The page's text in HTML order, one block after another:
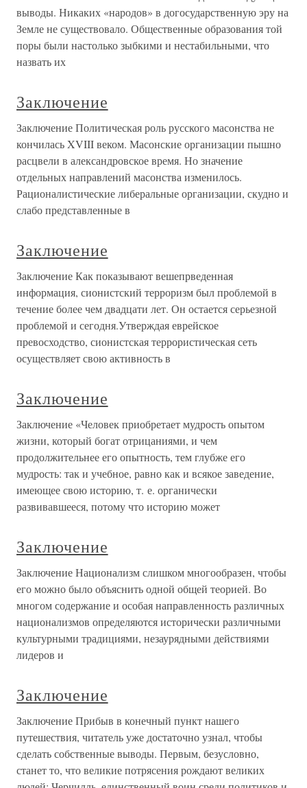
выводы. Никаких «народов» в догосударственную эру на
Земле не существовало. Общественные образования той
поры были настолько зыбкими и нестабильными, что
назвать их
Заключение
Заключение Политическая роль русского масонства не
кончилась XVIII веком. Масонские организации пышно
расцвели в александровское время. Но значение
отдельных направлений масонства изменилось.
Рационалистические либеральные организации, скудно и
слабо представленные в
Заключение
Заключение Как показывают вешепрведенная
информация, сионистский терроризм был проблемой в
течение более чем двадцати лет. Он остается серьезной
проблемой и сегодня.Утверждая еврейское
превосходство, сионистская террористическая сеть
осуществляет свою активность в
Заключение
Заключение «Человек приобретает мудрость опытом
жизни, который богат отрицаниями, и чем
продолжительнее его опытность, тем глубже его
мудрость: так и учебное, равно как и всякое заведение,
имеющее свою историю, т. е. органически
развивавшееся, потому что историю может
Заключение
Заключение Национализм слишком многообразен, чтобы
его можно было объяснить одной общей теорией. Во
многом содержание и особая направленность различных
национализмов определяются исторически различными
культурными традициями, незаурядными действиями
лидеров и
Заключение
Заключение Прибыв в конечный пункт нашего
путешествия, читатель уже достаточно узнал, чтобы
сделать собственные выводы. Первым, безусловно,
станет то, что великие потрясения рождают великих